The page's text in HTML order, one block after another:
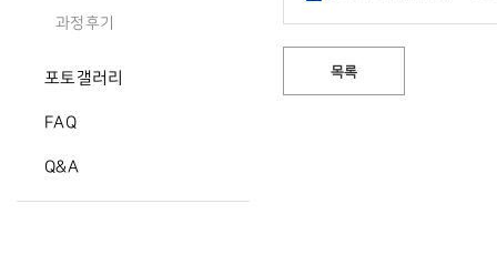
과정후기
포토갤러리
FAQ
Q&A
목록